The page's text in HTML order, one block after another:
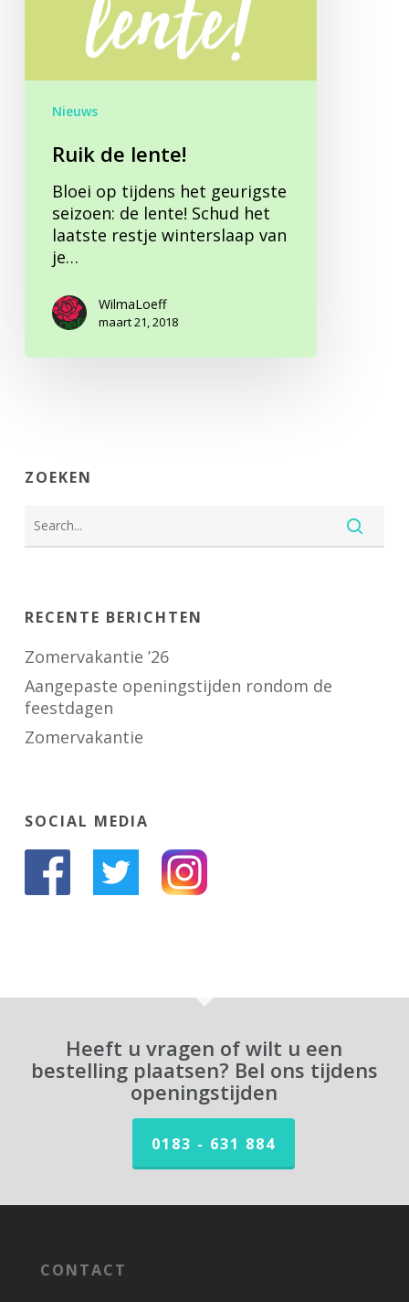
Nieuws
Ruik de lente!
Bloei op tijdens het geurigste
seizoen: de lente! Schud het
laatste restje winterslaap van
je…
WilmaLoeff
maart 21, 2018
ZOEKEN
RECENTE BERICHTEN
Zomervakantie ’26
Aangepaste openingstijden rondom de
feestdagen
Zomervakantie
SOCIAL MEDIA
Heeft u vragen of wilt u een
bestelling plaatsen? Bel ons tijdens
openingstijden
0183 - 631 884
CONTACT